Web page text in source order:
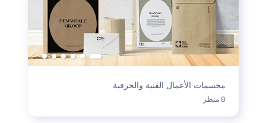
مجسمات الأعمال الفنية والحرفية
8 منظر